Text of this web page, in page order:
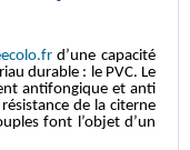
d’une capacité
durable : le PVC. Le
antifongique et anti
de la citerne
font l’objet d’un